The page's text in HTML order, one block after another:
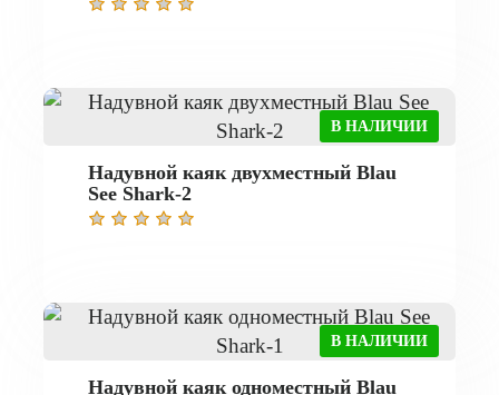
В НАЛИЧИИ
Надувной каяк двухместный Blau
See Shark-2
В НАЛИЧИИ
Надувной каяк одноместный Blau